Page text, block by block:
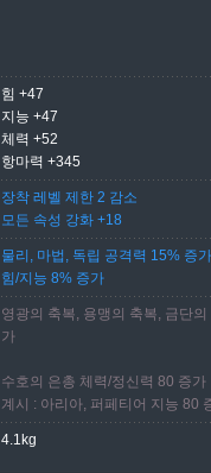
힘 +47
지능 +47
체력 +52
항마력 +345
장착 레벨 제한 2 감소
모든 속성 강화 +18
물리, 마법, 독립 공격력 15% 증가
힘/지능 8% 증가
영광의 축복, 용맹의 축복, 금단
가
수호의 은총 체력/정신력 80 증가
계시 : 아리아, 퍼페티어 지능 80
4.1kg